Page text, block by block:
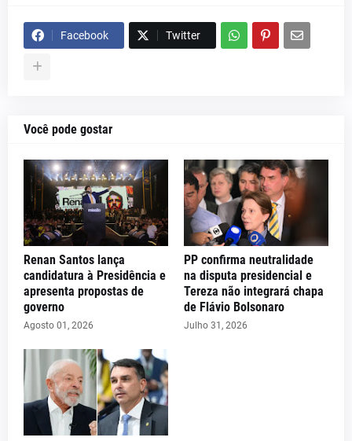
Facebook Twitter
Você pode gostar
Renan Santos lança
candidatura à Presidência e
apresenta propostas de
governo
Agosto 01, 2026
PP confirma neutralidade
na disputa presidencial e
Tereza não integrará chapa
de Flávio Bolsonaro
Julho 31, 2026